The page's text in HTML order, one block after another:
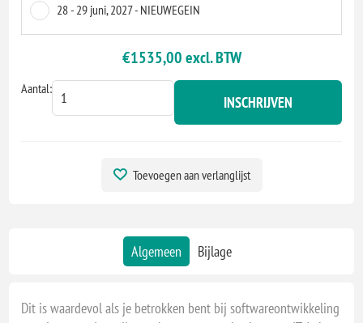
28 - 29 juni, 2027 - NIEUWEGEIN
€1535,00 excl. BTW
Aantal:
INSCHRIJVEN
Toevoegen aan verlanglijst
Algemeen Bijlage
Dit is waardevol als je betrokken bent bij softwareontwikkeling